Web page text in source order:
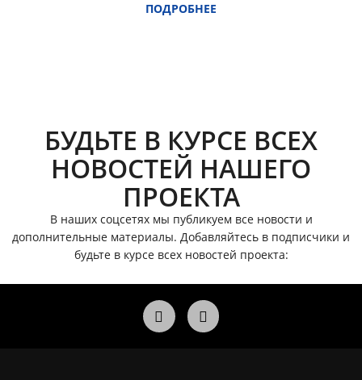
ПОДРОБНЕЕ
БУДЬТЕ В КУРСЕ ВСЕХ
НОВОСТЕЙ НАШЕГО
ПРОЕКТА
В наших соцсетях мы публикуем все новости и
дополнительные материалы. Добавляйтесь в подписчики и
будьте в курсе всех новостей проекта: